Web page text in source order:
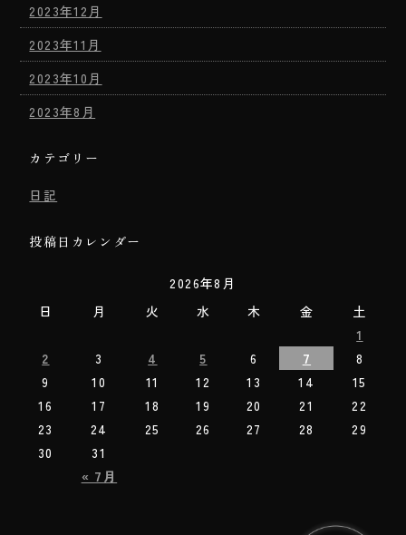
2023年12月
2023年11月
2023年10月
2023年8月
カテゴリー
日記
投稿日カレンダー
2026年8月
日
月 火 水 木 金 土
« 7月
1
2
3 4 5 6 7
8
9
10 11 12 13 14
15
16
17 18 19 20 21
22
23
24 25 26 27 28
29
30
31